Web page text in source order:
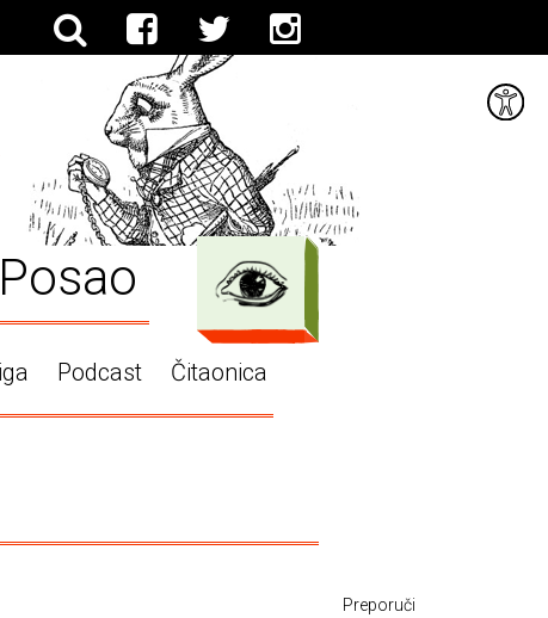
Posao
Podcast Čitaonica
Preporuči